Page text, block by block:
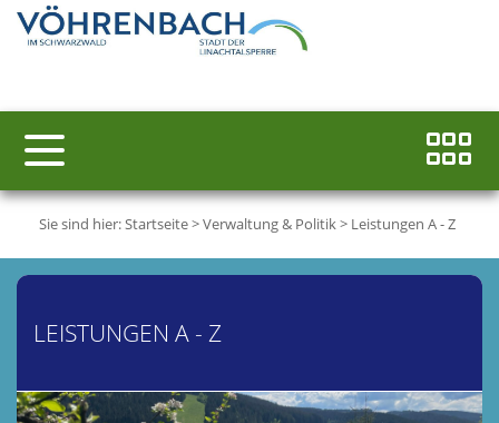
Sie sind hier:Startseite>Verwaltung & Politik> Leistungen A - Z
LEISTUNGEN A - Z